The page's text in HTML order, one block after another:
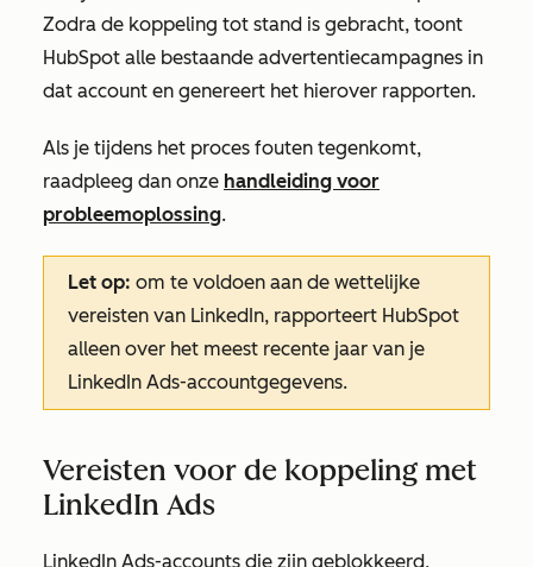
Zodra de koppeling tot stand is gebracht, toont
HubSpot alle bestaande advertentiecampagnes in
dat account en genereert het hierover rapporten.
Als je tijdens het proces fouten tegenkomt,
raadpleeg dan onze handleiding voor
probleemoplossing.
Let op: om te voldoen aan de wettelijke
vereisten van LinkedIn, rapporteert HubSpot
alleen over het meest recente jaar van je
LinkedIn Ads-accountgegevens.
Vereisten voor de koppeling met
LinkedIn Ads
LinkedIn Ads-accounts die zijn geblokkeerd,